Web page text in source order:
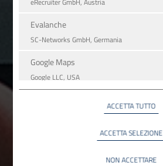
Evalanche
SC-Networks GmbH, Germania
Google Maps
Google LLC, USA
ACCETTA TUTTO
ACCETTA SELEZIONE
NON ACCETTARE